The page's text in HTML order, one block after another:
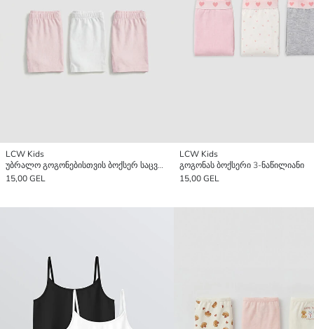
LCW Kids
უბრალო გოგონებისთვის ბოქსერ საცვლები 3-ცალიანი პაკეტი
15,00 GEL
LCW Kids
გოგონას ბოქსერი 3-ნაწილიანი
15,00 GEL